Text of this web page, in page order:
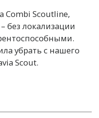
Combi Scoutline,
без локализации
убрать с нашего
Scout.